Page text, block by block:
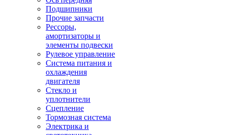
Подшипники
Прочие запчасти
Рессоры,
амортизаторы и
элементы подвески
Рулевое управление
Система питания и
охлаждения
двигателя
Стекло и
уплотнители
Сцепление
Тормозная система
Электрика и